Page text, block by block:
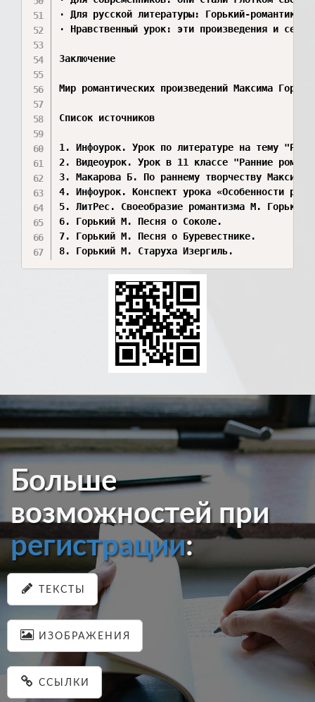
· Для русской литературы: Горький-романтик
· Нравственный урок: эти произведения и
Заключение
Мир романтических произведений Максима
Список источников
1. Инфоурок. Урок по литературе на тему
2. Видеоурок. Урок в 11 классе "Ранние
3. Макарова Б. По раннему творчеству Максима
4. Инфоурок. Конспект урока «Особенности
5. ЛитРес. Своеобразие романтизма М.
6. Горький М. Песня о Соколе.
7. Горький М. Песня о Буревестнике.
8. Горький М. Старуха Изергиль.
Больше
возможностей при
регистрации:
ТЕКСТЫ
ИЗОБРАЖЕНИЯ
ССЫЛКИ